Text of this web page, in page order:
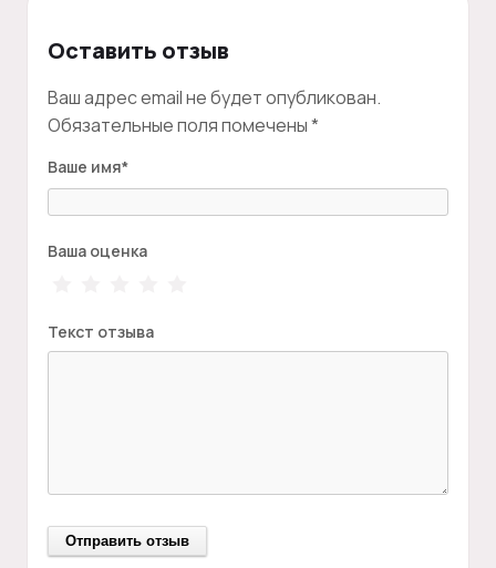
Оставить отзыв
Ваш адрес email не будет опубликован.
Обязательные поля помечены*
Ваше имя*
Ваша оценка
Текст отзыва